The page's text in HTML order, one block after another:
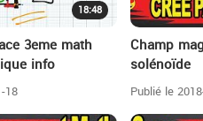
18:48
3eme math
info
18
Champ
solénoïde
Publié le